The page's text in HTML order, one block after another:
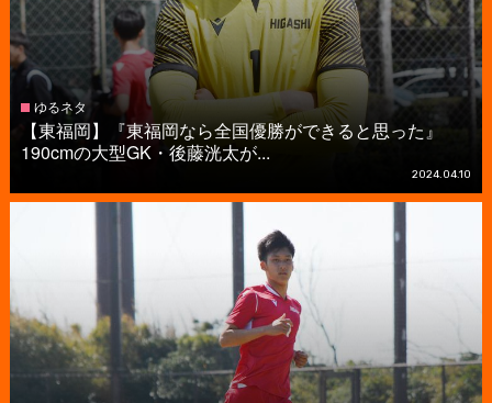
ゆるネタ
【東福岡】『東福岡なら全国優勝ができると思った』
190cmの大型GK・後藤洸太が...
2024.04.10